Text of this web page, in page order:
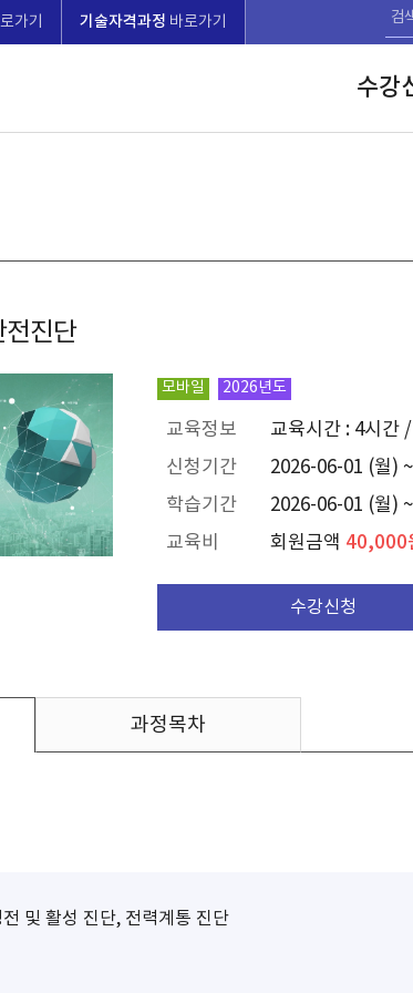
가기 기술자격과정 바로가기
수강
전진단
모바일 2026년도
교육정보
교육시간 : 4시간
신청기간
2026-06-01 (월)
학습기간
2026-06-01 (월)
교육비
회원금액 40,000
수강신청
과정목차
및 활성 진단, 전력계통 진단